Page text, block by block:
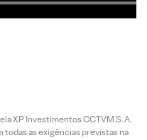
XP Investimentos CCTVM S.A.
todas as exigências previstas na